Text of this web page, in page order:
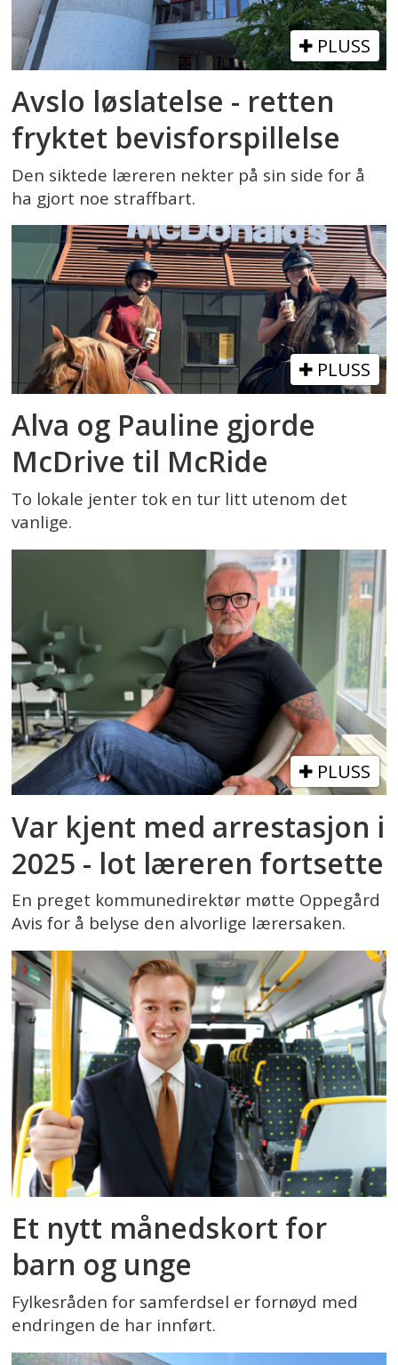
PLUSS
Avslo løslatelse - retten
fryktet bevisforspillelse
Den siktede læreren nekter på sin side for å
ha gjort noe straffbart.
PLUSS
Alva og Pauline gjorde
McDrive til McRide
To lokale jenter tok en tur litt utenom det
vanlige.
PLUSS
Var kjent med arrestasjon i
2025 - lot læreren fortsette
En preget kommunedirektør møtte Oppegård
Avis for å belyse den alvorlige lærersaken.
Et nytt månedskort for
barn og unge
Fylkesråden for samferdsel er fornøyd med
endringen de har innført.